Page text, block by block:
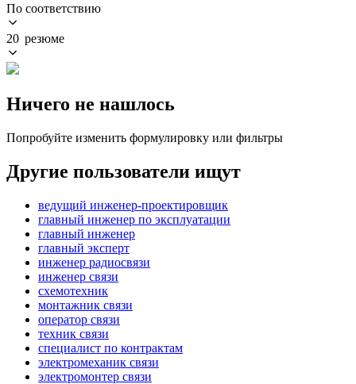
По соответствию
20 резюме
Ничего не нашлось
Попробуйте изменить формулировку или фильтры
Другие пользователи ищут
ведущий инженер-проектировщик
главный инженер по эксплуатации
главный инженер
главный эксперт
инженер радиосвязи
инженер связи
схемотехник
монтажник связи
оператор связи
техник связи
специалист по контрактам
электромеханик связи
электромонтер связи